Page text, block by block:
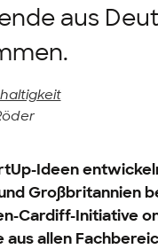
aus
Ideen
Großbritannien
Cardiff-Initiative
allen